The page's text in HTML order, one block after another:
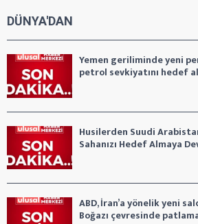
DÜNYA'DAN
Yemen geriliminde yeni
petrol sevkiyatını hedef
Husilerden Suudi
Sahanızı Hedef Almaya
ABD, İran’a yönelik yeni
Boğazı çevresinde